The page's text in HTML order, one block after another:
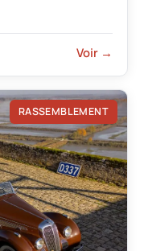
Voir →
RASSEMBLEMENT